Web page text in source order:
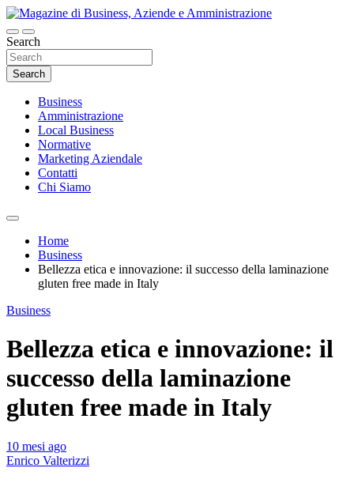
Skip
to
content
Magazine di Business, Aziende e
Amministrazione
Search
Search
Business
Amministrazione
Local Business
Normative
Marketing Aziendale
Contatti
Chi Siamo
Home
Business
Bellezza etica e innovazione: il successo della laminazione
gluten free made in Italy
Business
Bellezza etica e innovazione: il
successo della laminazione
gluten free made in Italy
10 mesi ago
Enrico Valterizzi